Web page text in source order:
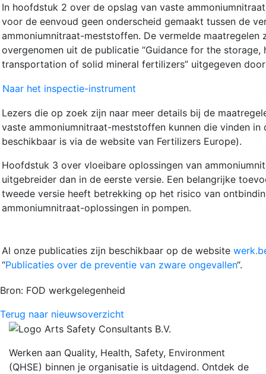
In hoofdstuk 2 over de opslag van vaste
voor de eenvoud geen onderscheid gemaakt tussen de
ammoniumnitraat-meststoffen. De vermelde maatregelen
overgenomen uit de publicatie “Guidance for the storage,
transportation of solid mineral fertilizers” uitgegeven door
Naar het inspectie-instrument
Lezers die op zoek zijn naar meer details bij de
vaste ammoniumnitraat-meststoffen kunnen die vinden
beschikbaar is via de website van Fertilizers Europe).
Hoofdstuk 3 over vloeibare oplossingen van
uitgebreider dan in de eerste versie. Een belangrijke
tweede versie heeft betrekking op het risico van
ammoniumnitraat-oplossingen in pompen.
Al onze publicaties zijn beschikbaar op de website
“Publicaties over de preventie van zware ongevallen“.
Bron: FOD werkgelegenheid
Terug naar nieuwsoverzicht
Werken aan Quality, Health, Safety, Environment
(QHSE) binnen je organisatie is uitdagend. Ontdek de